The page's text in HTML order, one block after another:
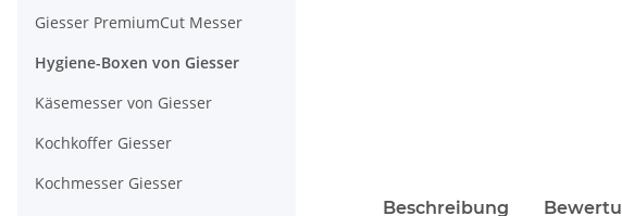
Beschreibung
Giesser PremiumCut Messer
Hygiene-Boxen von Giesser
Käsemesser von Giesser
Kochkoffer Giesser
Kochmesser Giesser